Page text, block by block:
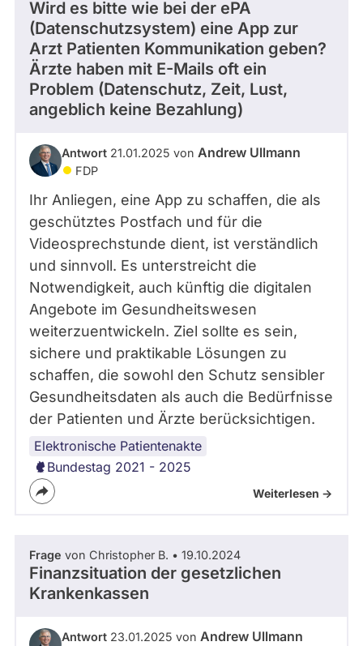
Wird es bitte wie bei der ePA
(Datenschutzsystem) eine App zur
Arzt Patienten Kommunikation geben?
Ärzte haben mit E-Mails oft ein
Problem (Datenschutz, Zeit, Lust,
angeblich keine Bezahlung)
Antwort 21.01.2025 von Andrew Ullmann
FDP
Ihr Anliegen, eine App zu schaffen, die als
geschütztes Postfach und für die
Videosprechstunde dient, ist verständlich
und sinnvoll. Es unterstreicht die
Notwendigkeit, auch künftig die digitalen
Angebote im Gesundheitswesen
weiterzuentwickeln. Ziel sollte es sein,
sichere und praktikable Lösungen zu
schaffen, die sowohl den Schutz sensibler
Gesundheitsdaten als auch die Bedürfnisse
der Patienten und Ärzte berücksichtigen.
Elektronische Patientenakte
Bundestag 2021 - 2025
Weiterlesen ->
Frage von Christopher B. • 19.10.2024
Finanzsituation der gesetzlichen
Krankenkassen
Antwort 23.01.2025 von Andrew Ullmann